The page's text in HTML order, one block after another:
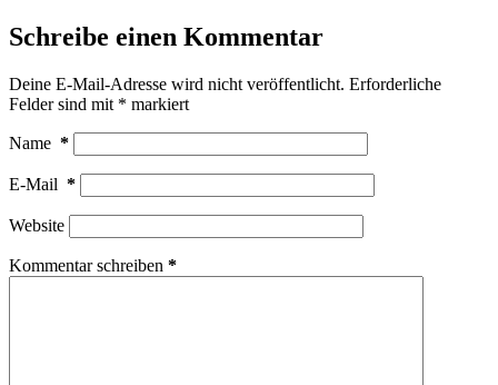
Schreibe einen Kommentar
Deine E-Mail-Adresse wird nicht veröffentlicht. Erforderliche
Felder sind mit * markiert
Name *
E-Mail *
Website
Kommentar schreiben *